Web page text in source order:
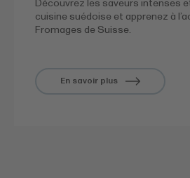
Découvrez les saveurs intenses
cuisine suédoise et apprenez à
Fromages de Suisse.
En savoir plus